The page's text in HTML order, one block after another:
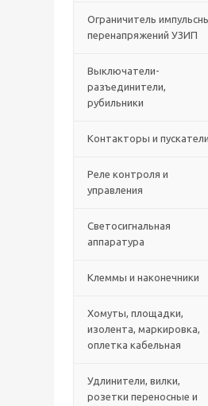
Ограничитель
перенапряжений УЗИП
Выключатели-
разъединители,
рубильники
Контакторы и пускатели
Реле контроля и
управления
Светосигнальная
аппаратура
Клеммы и наконечники
Хомуты, площадки,
изолента, маркировка,
оплетка кабельная
Удлинители, вилки,
розетки переносные и